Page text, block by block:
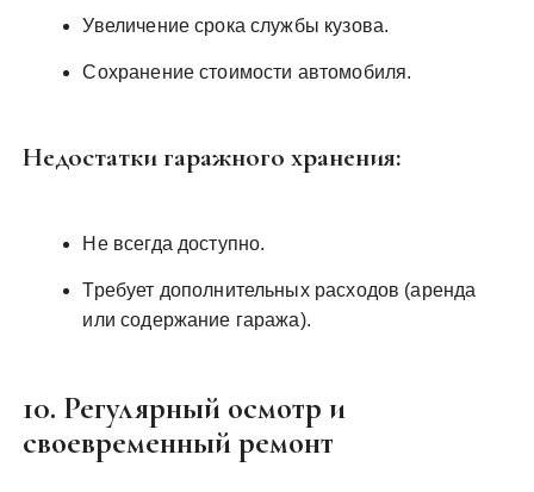
Увеличение срока службы кузова.
Сохранение стоимости автомобиля.
Недостатки гаражного хранения:
Не всегда доступно.
Требует дополнительных расходов (аренда
или содержание гаража).
10. Регулярный осмотр и
своевременный ремонт